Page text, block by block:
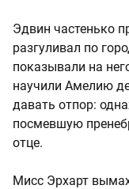
Эдвин частенько
разгуливал по
показывали на
научили Амелию
давать отпор:
посмевшую
отце.
Мисс Эрхарт